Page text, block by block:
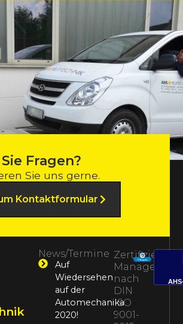
Fragen?
Sie uns gerne.
Kontaktformular
News/Termine
Auf
Wiedersehen
auf der
Automechanika
2020!
Zertifiziertes
nach
DIN
ISO
9001-